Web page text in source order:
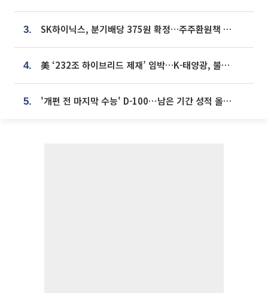
3. SK하이닉스, 분기배당 375원 확정…주주환원책 9월로 앞당겨 발표
4. 美 ‘232조 하이브리드 제재’ 임박…K-태양광, 불확실성 털고 날개 다나
5. '개편 전 마지막 수능' D-100⋯남은 기간 성적 올릴 전략은